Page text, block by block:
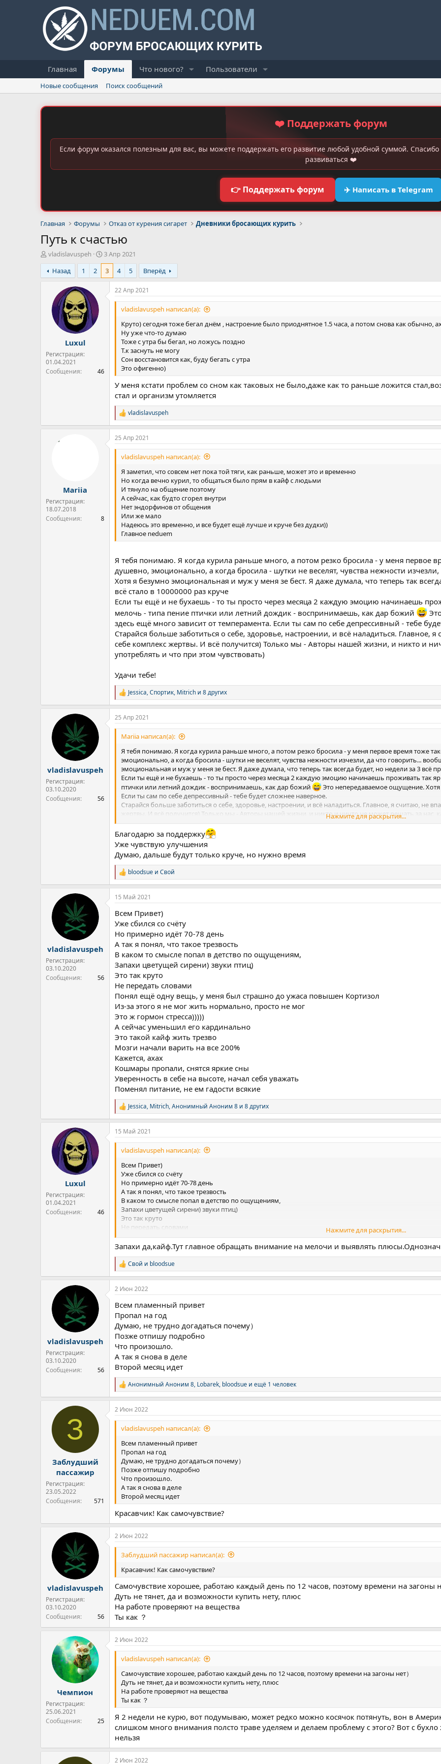
Главная Форумы Что нового? Пользователи
Новые сообщения Поиск сообщений
❤️ Поддержать форум
Если форум оказался полезным для вас, вы можете поддержать его развитие любой удобной суммой. Спасибо
развиваться ❤️
👉 Поддержать форум ✈️ Написать в Telegram
Главная Форумы Отказ от курения сигарет Дневники бросающих курить
Путь к счастью
А
в
т
о
м
vladislavuspeh
Д
а
т
а
а
3 Апр 2021
Назад
1 2 3 4 5 Вперёд
Luxul
Регистрация:
01.04.2021
Сообщения
46
22 Апр 2021
vladislavuspeh написал(а):
Круто) сегодня тоже бегал днём , настроение было приоднятное 1.5 часа, а потом снова как обычно,
Ну уже что-то думаю
Тоже с утра бы бегал, но ложусь поздно
Т.к заснуть не могу
Сон восстановится как, буду бегать с утра
Это офигенно)
У меня кстати проблем со сном как таковых не было,даже как то раньше ложится
стал и организм утомляется
Р
е
а
к
ц
и
vladislavuspeh
Mariia
Регистрация:
18.07.2018
Сообщения
8
25 Апр 2021
vladislavuspeh написал(а):
Я заметил, что совсем нет пока той тяги, как раньше, может это и временно
Но когда вечно курил, то общаться было прям в кайф с людьми
И тянуло на общение поэтому
А сейчас, как будто сгорел внутри
Нет эндорфинов от общения
Или же мало
Надеюсь это временно, и все будет ещё лучше и круче без дудки))
Главное neduem
Я тебя понимаю. Я когда курила раньше много, а потом резко бросила - у меня первое
душевно, эмоционально, а когда бросила - шутки не веселят, чувства нежности
Хотя я безумно эмоциональная и муж у меня зе бест. Я даже думала, что теперь так
всё стало в 10000000 раз круче
Если ты ещё и не бухаешь - то ты просто через месяца 2 каждую эмоцию начинаешь
мелочь - типа пение птички или летний дождик - воспринимаешь, как дар божий
здесь ещё много зависит от темперамента. Если ты сам по себе депрессивный - тебе
Старайся больше заботиться о себе, здоровье, настроении, и всё наладиться. Главное,
себе комплекс жертвы. И всё получится) Только мы - Авторы нашей жизни, и никто и
употреблять и что при этом чувствовать)
Удачи тебе!
Р
е
а
к
ц
и
Jessica,Спортик, Mitrich и 8 других
vladislavuspeh
Регистрация:
03.10.2020
Сообщения
56
25 Апр 2021
Mariia написал(а):
Я тебя понимаю. Я когда курила раньше много, а потом резко бросила - у меня первое время тоже
эмоционально, а когда бросила - шутки не веселят, чувства нежности изчезли, да что говорить...
эмоциональная и муж у меня зе бест. Я даже думала, что теперь так всегда будет, но недели за 3 всё
Если ты ещё и не бухаешь - то ты просто через месяца 2 каждую эмоцию начинаешь проживать так
птички или летний дождик - воспринимаешь, как дар божий
Это непередаваемое ощущение.
Если ты сам по себе депрессивный - тебе будет сложнее наверное.
Старайся больше заботиться о себе, здоровье, настроении, и всё наладиться. Главное, я считаю, не
жертвы. И всё получится) Только мы - Авторы нашей жизни, и никто и ничто не может решать за нас,
чувствовать)
Удачи тебе!
Нажмите для раскрытия...
Благодарю за поддержку
Уже чувствую улучшения
Думаю, дальше будут только круче, но нужно время
Р
е
а
к
и
и
:
bloodsue и Свой
vladislavuspeh
Регистрация:
03.10.2020
Сообщения
56
15 Май 2021
Всем Привет)
Уже сбился со счёту
Но примерно идёт 70-78 день
А так я понял, что такое трезвость
В каком то смысле попал в детство по ощущениям,
Запахи цветущей сирени) звуки птиц)
Это так круто
Не передать словами
Понял ещё одну вещь, у меня был страшно до ужаса повышен Кортизол
Из-за этого я не мог жить нормально, просто не мог
Это ж гормон стресса)))))
А сейчас уменьшил его кардинально
Это такой кайф жить трезво
Мозги начали варить на все 200%
Кажется, ахах
Кошмары пропали, снятся яркие сны
Уверенность в себе на высоте, начал себя уважать
Поменял питание, не ем гадости всякие
Р
е
а
к
ц
и
Jessica, Mitrich,Анонимный Аноним 8 и 8 других
Luxul
Регистрация:
01.04.2021
Сообщения
46
15 Май 2021
vladislavuspeh написал(а):
Всем Привет)
Уже сбился со счёту
Но примерно идёт 70-78 день
А так я понял, что такое трезвость
В каком то смысле попал в детство по ощущениям,
Запахи цветущей сирени) звуки птиц)
Это так круто
Не передать словами
Из-за этого я не мог жить нормально, просто не мог
Это ж гормон стресса)))))
А сейчас уменьшил его кардинально
Это такой кайф жить трезво
Мозги начали варить на все 200%
Кажется, ахах
Кошмары пропали, снятся яркие сны
Уверенность в себе на высоте, начал себя уважать
Поменял питание, не ем гадости всякие
Нажмите для раскрытия...
Запахи да,кайф.Тут главное обращать внимание на мелочи и выявлять
Р
е
а
к
и
и
:
Свой и bloodsue
vladislavuspeh
Регистрация:
03.10.2020
Сообщения
56
2 Июн 2022
Всем пламенный привет
Пропал на год
Думаю, не трудно догадаться почему）
Позже отпишу подробно
Что произошло.
А так я снова в деле
Второй месяц идет
Р
е
а
к
ц
и
Анонимный Аноним 8, Lobarek, bloodsue и ещё 1 человек
З
Заблудший
пассажир
Регистрация:
23.05.2022
Сообщения
571
2 Июн 2022
vladislavuspeh написал(а):
Всем пламенный привет
Пропал на год
Думаю, не трудно догадаться почему）
Позже отпишу подробно
Что произошло.
А так я снова в деле
Второй месяц идет
Красавчик! Как самочувствие?
vladislavuspeh
Регистрация:
03.10.2020
Сообщения
56
2 Июн 2022
Заблудший пассажир написал(а):
Красавчик! Как самочувствие?
Самочувствие хорошее, работаю каждый день по 12 часов, поэтому времени на загоны
Дуть не тянет, да и возможности купить нету, плюс
На работе проверяют на вещества
Ты как ？
Чемпион
Регистрация:
25.06.2021
Сообщения
25
2 Июн 2022
vladislavuspeh написал(а):
Самочувствие хорошее, работаю каждый день по 12 часов, поэтому времени на загоны нет）
Дуть не тянет, да и возможности купить нету, плюс
На работе проверяют на вещества
Ты как ？
Я 2 недели не курю, вот подумываю, может редко можно косячок потянуть, вон в
слишком много внимания полсто траве уделяем и делаем проблему с этого? Вот с
нельзя
2 Июн 2022